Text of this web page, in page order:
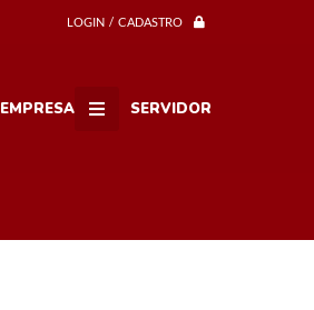
LOGIN / CADASTRO
EMPRESA SERVIDOR